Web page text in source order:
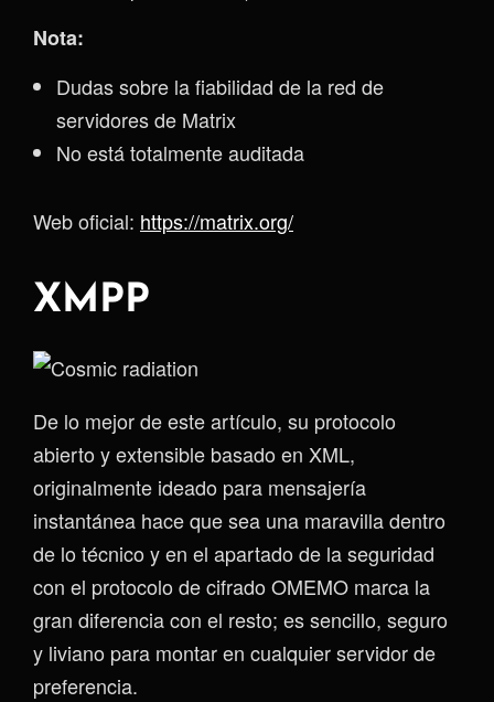
Nota:
Dudas sobre la fiabilidad de la red de
servidores de Matrix
No está totalmente auditada
Web oficial: https://matrix.org/
XMPP
De lo mejor de este artículo, su protocolo
abierto y extensible basado en XML,
originalmente ideado para mensajería
instantánea hace que sea una maravilla dentro
de lo técnico y en el apartado de la seguridad
con el protocolo de cifrado OMEMO marca la
gran diferencia con el resto; es sencillo, seguro
y liviano para montar en cualquier servidor de
preferencia.